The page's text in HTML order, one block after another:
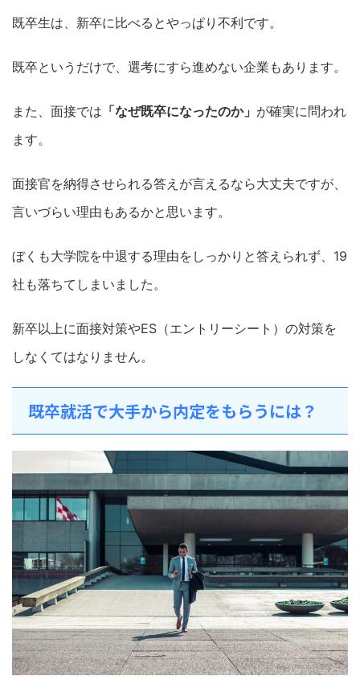
既卒生は、新卒に比べるとやっぱり不利です。
既卒というだけで、選考にすら進めない企業もあります。
また、面接では 「なぜ既卒になったのか」 が確実に問われ
ます。
面接官を納得させられる答えが言えるなら大丈夫ですが、
言いづらい理由もあるかと思います。
ぼくも大学院を中退する理由をしっかりと答えられず、19
社も落ちてしまいました。
新卒以上に面接対策やES（エントリーシート）の対策を
しなくてはなりません。
既卒就活で大手から内定をもらうには？